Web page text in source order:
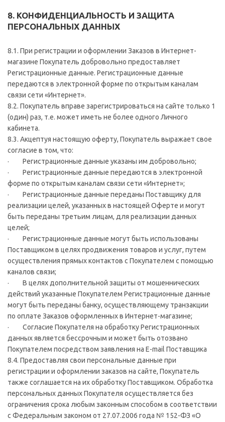
8. КОНФИДЕНЦИАЛЬНОСТЬ И ЗАЩИТА
ПЕРСОНАЛЬНЫХ ДАННЫХ
8.1. При регистрации и оформлении Заказов в Интернет-
магазине Покупатель добровольно предоставляет
Регистрационные данные. Регистрационные данные
передаются в электронной форме по открытым каналам
связи сети «Интернет».
8.2. Покупатель вправе зарегистрироваться на сайте только 1
(один) раз, т.е. может иметь не более одного Личного
кабинета.
8.3. Акцептуя настоящую оферту, Покупатель выражает свое
согласие в том, что:
· Регистрационные данные указаны им добровольно;
· Регистрационные данные передаются в электронной
форме по открытым каналам связи сети «Интернет»;
· Регистрационные данные переданы Поставщику для
реализации целей, указанных в настоящей Оферте и могут
быть переданы третьим лицам, для реализации данных
целей;
· Регистрационные данные могут быть использованы
Поставщиком в целях продвижения товаров и услуг, путем
осуществления прямых контактов с Покупателем с помощью
каналов связи;
· В целях дополнительной защиты от мошеннических
действий указанные Покупателем Регистрационные данные
могут быть переданы банку, осуществляющему транзакции
по оплате Заказов оформленных в Интернет-магазине;
· Согласие Покупателя на обработку Регистрационных
данных является бессрочным и может быть отозвано
Покупателем посредством заявления на E-mail Поставщика
8.4. Предоставляя свои персональные данные при
регистрации и оформлении заказов на сайте, Покупатель
также соглашается на их обработку Поставщиком. Обработка
персональных данных Покупателя осуществляется без
ограничения срока любым законным способом в соответствии
с Федеральным законом от 27.07.2006 года № 152-ФЗ «О